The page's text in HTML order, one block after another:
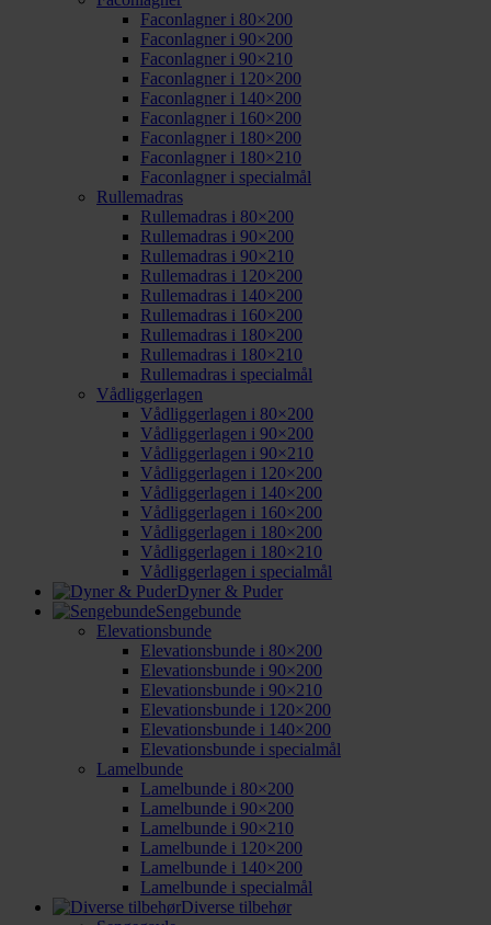
Faconlagner i 80×200
Faconlagner i 90×200
Faconlagner i 90×210
Faconlagner i 120×200
Faconlagner i 140×200
Faconlagner i 160×200
Faconlagner i 180×200
Faconlagner i 180×210
Faconlagner i specialmål
Rullemadras
Rullemadras i 80×200
Rullemadras i 90×200
Rullemadras i 90×210
Rullemadras i 120×200
Rullemadras i 140×200
Rullemadras i 160×200
Rullemadras i 180×200
Rullemadras i 180×210
Rullemadras i specialmål
Vådliggerlagen
Vådliggerlagen i 80×200
Vådliggerlagen i 90×200
Vådliggerlagen i 90×210
Vådliggerlagen i 120×200
Vådliggerlagen i 140×200
Vådliggerlagen i 160×200
Vådliggerlagen i 180×200
Vådliggerlagen i 180×210
Vådliggerlagen i specialmål
Dyner & Puder
Sengebunde
Elevationsbunde
Elevationsbunde i 80×200
Elevationsbunde i 90×200
Elevationsbunde i 90×210
Elevationsbunde i 120×200
Elevationsbunde i 140×200
Elevationsbunde i specialmål
Lamelbunde
Lamelbunde i 80×200
Lamelbunde i 90×200
Lamelbunde i 90×210
Lamelbunde i 120×200
Lamelbunde i 140×200
Lamelbunde i specialmål
Diverse tilbehør